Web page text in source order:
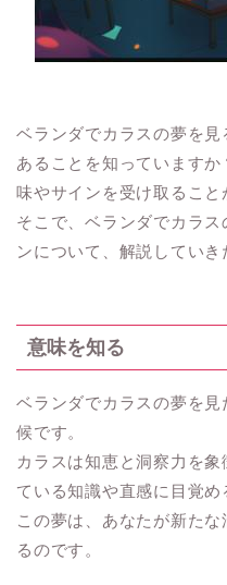
ベランダでカラスの夢を
あることを知っています
味やサインを受け取ること
そこで、ベランダでカラ
ンについて、解説していき
意味を知る
ベランダでカラスの夢を
候です。
カラスは知恵と洞察力を
ている知識や直感に目覚め
この夢は、あなたが新た
るのです。